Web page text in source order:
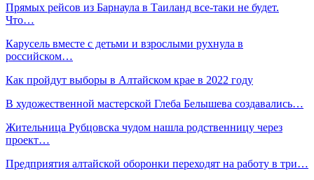
Прямых рейсов из Барнаула в Таиланд все-таки не будет.
Что…
Карусель вместе с детьми и взрослыми рухнула в
российском…
Как пройдут выборы в Алтайском крае в 2022 году
В художественной мастерской Глеба Белышева создавались…
Жительница Рубцовска чудом нашла родственницу через
проект…
Предприятия алтайской оборонки переходят на работу в три…